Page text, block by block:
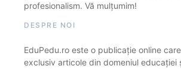
profesionalism. Vă mulțumim!
DESPRE NOI
EduPedu.ro este o publicație online
exclusiv articole din domeniul educației